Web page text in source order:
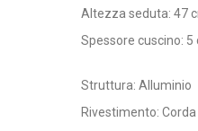
Altezza seduta: 47
Spessore cuscino: 5
Struttura: Alluminio
Rivestimento: